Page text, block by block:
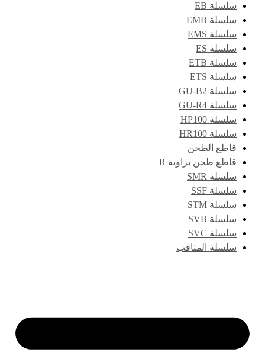
سلسلة EB
سلسلة EMB
سلسلة EMS
سلسلة ES
سلسلة ETB
سلسلة ETS
سلسلة GU-B2
سلسلة GU-R4
سلسلة HP100
سلسلة HR100
قاطع الطحن
قاطع طحن بزاوية R
سلسلة SMR
سلسلة SSF
سلسلة STM
سلسلة SVB
سلسلة SVC
سلسلة المثاقب